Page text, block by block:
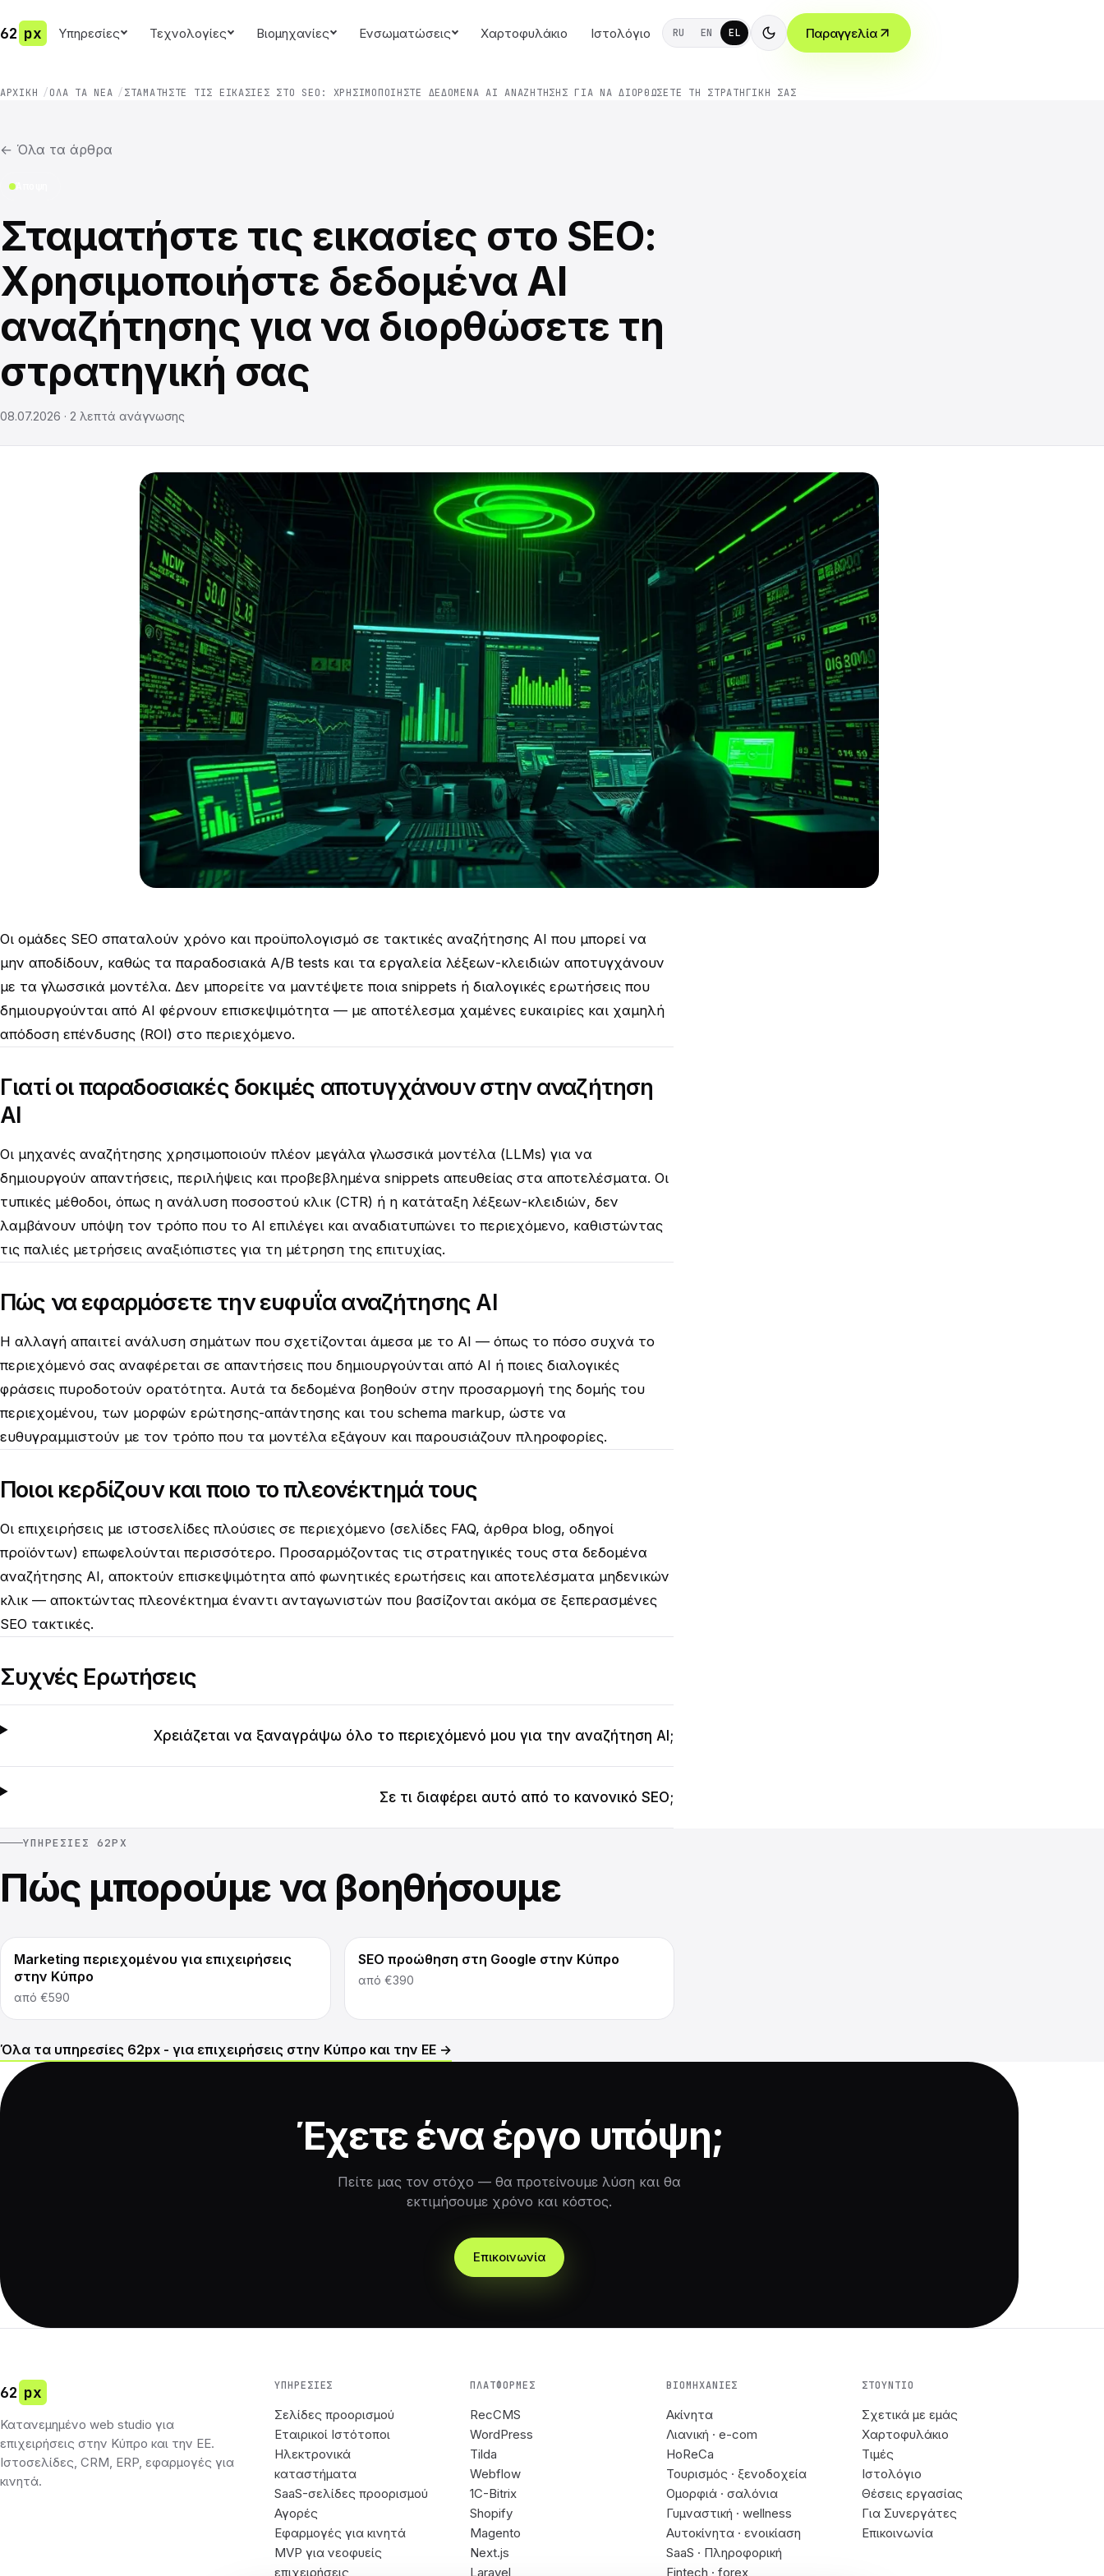
62 px Υπηρεσίες Τεχνολογίες Βιομηχανίες Ενσωματώσεις Χαρτοφυλάκιο Ιστολόγιο RU EN EL Παραγγελία
ΑΡΧΙΚΉ ΌΛΑ ΤΑ ΝΈΑ ΣΤΑΜΑΤΉΣΤΕ ΤΙΣ ΕΙΚΑΣΊΕΣ ΣΤΟ SEO: ΧΡΗΣΙΜΟΠΟΙΉΣΤΕ ΔΕΔΟΜΈΝΑ AI ΑΝΑΖΉΤΗΣΗΣ ΓΙΑ ΝΑ ΔΙΟΡΘΏΣΕΤΕ ΤΗ ΣΤΡΑΤΗΓΙΚΉ ΣΑΣ
← Όλα τα άρθρα
Σταματήστε τις εικασίες στο SEO:
Χρησιμοποιήστε δεδομένα AI
αναζήτησης για να διορθώσετε τη
στρατηγική σας
08.07.2026 · 2 λεπτά ανάγνωσης
Οι ομάδες SEO σπαταλούν χρόνο και προϋπολογισμό σε τακτικές αναζήτησης AI που μπορεί να
μην αποδίδουν, καθώς τα παραδοσιακά A/B tests και τα εργαλεία λέξεων-κλειδιών αποτυγχάνουν
με τα γλωσσικά μοντέλα. Δεν μπορείτε να μαντέψετε ποια snippets ή διαλογικές ερωτήσεις που
δημιουργούνται από AI φέρνουν επισκεψιμότητα — με αποτέλεσμα χαμένες ευκαιρίες και χαμηλή
απόδοση επένδυσης (ROI) στο περιεχόμενο.
Γιατί οι παραδοσιακές δοκιμές αποτυγχάνουν στην αναζήτηση
AI
Οι μηχανές αναζήτησης χρησιμοποιούν πλέον μεγάλα γλωσσικά μοντέλα (LLMs) για να
δημιουργούν απαντήσεις, περιλήψεις και προβεβλημένα snippets απευθείας στα αποτελέσματα. Οι
τυπικές μέθοδοι, όπως η ανάλυση ποσοστού κλικ (CTR) ή η κατάταξη λέξεων-κλειδιών, δεν
λαμβάνουν υπόψη τον τρόπο που το AI επιλέγει και αναδιατυπώνει το περιεχόμενο, καθιστώντας
τις παλιές μετρήσεις αναξιόπιστες για τη μέτρηση της επιτυχίας.
Πώς να εφαρμόσετε την ευφυΐα αναζήτησης AI
Η αλλαγή απαιτεί ανάλυση σημάτων που σχετίζονται άμεσα με το AI — όπως το πόσο συχνά το
περιεχόμενό σας αναφέρεται σε απαντήσεις που δημιουργούνται από AI ή ποιες διαλογικές
φράσεις πυροδοτούν ορατότητα. Αυτά τα δεδομένα βοηθούν στην προσαρμογή της δομής του
περιεχομένου, των μορφών ερώτησης-απάντησης και του schema markup, ώστε να
ευθυγραμμιστούν με τον τρόπο που τα μοντέλα εξάγουν και παρουσιάζουν πληροφορίες.
Ποιοι κερδίζουν και ποιο το πλεονέκτημά τους
Οι επιχειρήσεις με ιστοσελίδες πλούσιες σε περιεχόμενο (σελίδες FAQ, άρθρα blog, οδηγοί
προϊόντων) επωφελούνται περισσότερο. Προσαρμόζοντας τις στρατηγικές τους στα δεδομένα
αναζήτησης AI, αποκτούν επισκεψιμότητα από φωνητικές ερωτήσεις και αποτελέσματα μηδενικών
κλικ — αποκτώντας πλεονέκτημα έναντι ανταγωνιστών που βασίζονται ακόμα σε ξεπερασμένες
SEO τακτικές.
Συχνές Ερωτήσεις
Χρειάζεται να ξαναγράψω όλο το περιεχόμενό μου για την αναζήτηση AI;
Σε τι διαφέρει αυτό από το κανονικό SEO;
ΥΠΗΡΕΣΊΕΣ 62PX
Πώς μπορούμε να βοηθήσουμε
Marketing περιεχομένου για επιχειρήσεις
στην Κύπρο
από €590
SEO προώθηση στη Google στην Κύπρο
από €390
Όλα τα υπηρεσίες 62px - για επιχειρήσεις στην Κύπρο και την ΕΕ →
Έχετε ένα έργο υπόψη;
Πείτε μας τον στόχο — θα προτείνουμε λύση και θα
εκτιμήσουμε χρόνο και κόστος.
Επικοινωνία
62 px
Κατανεμημένο web studio για
επιχειρήσεις στην Κύπρο και την ΕΕ.
Ιστοσελίδες, CRM, ERP, εφαρμογές για
κινητά.
ΥΠΗΡΕΣΊΕΣ
Σελίδες προορισμού
Εταιρικοί Ιστότοποι
Ηλεκτρονικά
καταστήματα
SaaS-σελίδες προορισμού
Αγορές
Εφαρμογές για κινητά
MVP για νεοφυείς
επιχειρήσεις
ΠΛΑΤΦΌΡΜΕΣ
RecCMS
WordPress
Tilda
Webflow
1C-Bitrix
Shopify
Magento
Next.js
Laravel
ΒΙΟΜΗΧΑΝΊΕΣ
Ακίνητα
Λιανική · e-com
HoReCa
Τουρισμός · ξενοδοχεία
Ομορφιά · σαλόνια
Γυμναστική · wellness
Αυτοκίνητα · ενοικίαση
SaaS · Πληροφορική
Fintech · forex
ΣΤΟΎΝΤΙΟ
Σχετικά με εμάς
Χαρτοφυλάκιο
Τιμές
Ιστολόγιο
Θέσεις εργασίας
Για Συνεργάτες
Επικοινωνία